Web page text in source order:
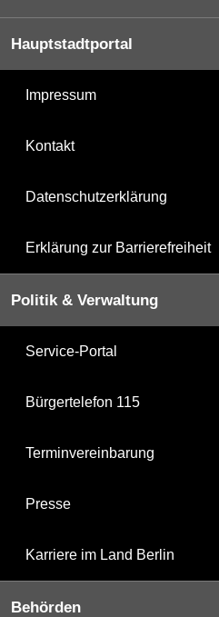
Hauptstadtportal
Impressum
Kontakt
Datenschutzerklärung
Erklärung zur Barrierefreiheit
Politik & Verwaltung
Service-Portal
Bürgertelefon 115
Terminvereinbarung
Presse
Karriere im Land Berlin
Behörden